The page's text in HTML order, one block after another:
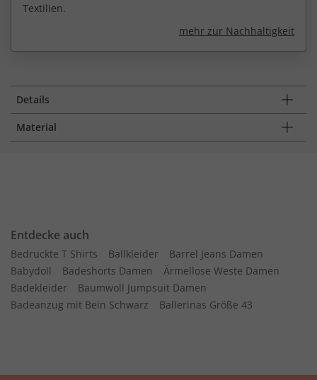
Textilien.
mehr zur Nachhaltigkeit
Details
Material
Entdecke auch
Bedruckte T Shirts Ballkleider
Barrel Jeans Damen
Babydoll
Badeshorts Damen
Ärmellose Weste Damen
Badekleider
Baumwoll Jumpsuit Damen
Badeanzug mit Bein Schwarz
Ballerinas Größe 43